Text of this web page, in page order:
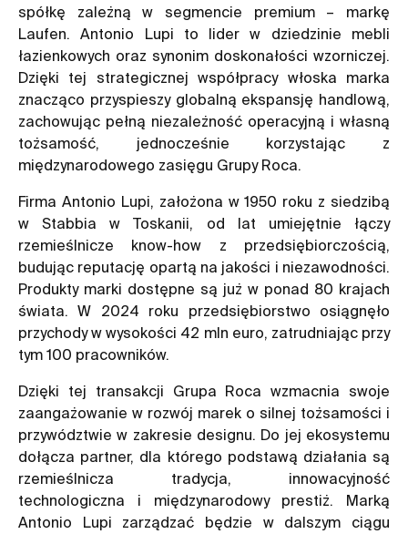
spółkę zależną w segmencie premium – markę
Laufen. Antonio Lupi to lider w dziedzinie mebli
łazienkowych oraz synonim doskonałości wzorniczej.
Dzięki tej strategicznej współpracy włoska marka
znacząco przyspieszy globalną ekspansję handlową,
zachowując pełną niezależność operacyjną i własną
tożsamość, jednocześnie korzystając z
międzynarodowego zasięgu Grupy Roca.
Firma Antonio Lupi, założona w 1950 roku z siedzibą
w Stabbia w Toskanii, od lat umiejętnie łączy
rzemieślnicze know-how z przedsiębiorczością,
budując reputację opartą na jakości i niezawodności.
Produkty marki dostępne są już w ponad 80 krajach
świata. W 2024 roku przedsiębiorstwo osiągnęło
przychody w wysokości 42 mln euro, zatrudniając przy
tym 100 pracowników.
Dzięki tej transakcji Grupa Roca wzmacnia swoje
zaangażowanie w rozwój marek o silnej tożsamości i
przywództwie w zakresie designu. Do jej ekosystemu
dołącza partner, dla którego podstawą działania są
rzemieślnicza tradycja, innowacyjność
technologiczna i międzynarodowy prestiż. Marką
Antonio Lupi zarządzać będzie w dalszym ciągu